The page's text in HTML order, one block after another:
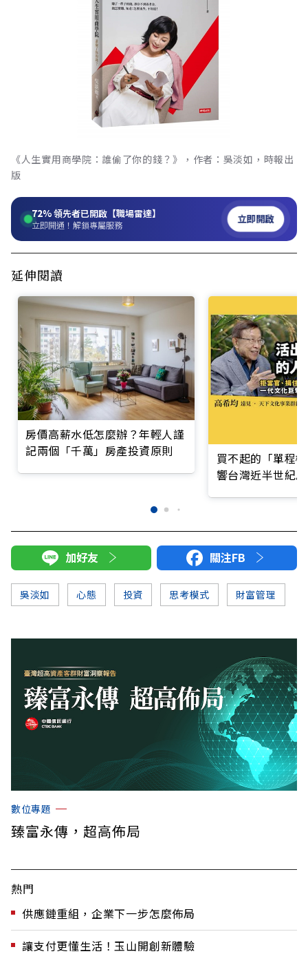
《人生實用商學院：誰偷了你的錢？》，作者：吳淡如，時報出
版
72%領先者已開啟【職場雷達】
立即開通！解鎖專屬服務 立即開啟
延伸閱讀
房價高薪水低怎麼辦？年輕人謹
記兩個「千萬」房產投資原則
買不起的「單程
響台灣近半世紀
加好友 關注FB
吳淡如 心態 投資 思考模式 財富管理
數位專題
臻富永傳，超高佈局
熱門
供應鏈重組，企業下一步怎麼佈局
讓支付更懂生活！玉山開創新體驗